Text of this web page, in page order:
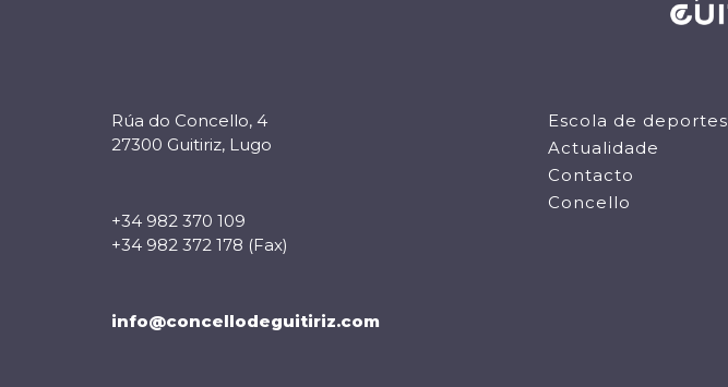
Rúa do Concello, 4
27300 Guitiriz, Lugo
+34 982 370 109
+34 982 372 178 (Fax)
info@concellodeguitiriz.com
Escola de deportes
Actualidade
Contacto
Concello